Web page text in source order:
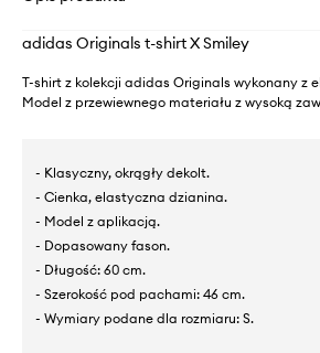
adidas Originals t-shirt X Smiley
T-shirt z kolekcji adidas Originals wykonany z
Model z przewiewnego materiału z wysoką
- Klasyczny, okrągły dekolt.
- Cienka, elastyczna dzianina.
- Model z aplikacją.
- Dopasowany fason.
- Długość: 60 cm.
- Szerokość pod pachami: 46 cm.
- Wymiary podane dla rozmiaru: S.